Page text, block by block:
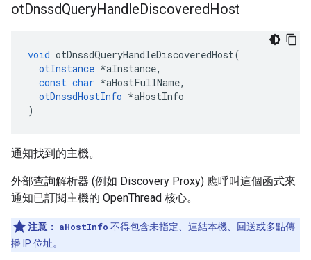
otDnssdQueryHandleDiscoveredHost
void otDnssdQueryHandleDiscoveredHost(
otInstance *aInstance,
const char *aHostFullName,
otDnssdHostInfo *aHostInfo
)
通知找到的主機。
外部查詢解析器 (例如 Discovery Proxy) 應呼叫這個函式來
通知已訂閱主機的 OpenThread 核心。
注意： aHostInfo 不得包含未指定、連結本機、回送或多點傳
播 IP 位址。